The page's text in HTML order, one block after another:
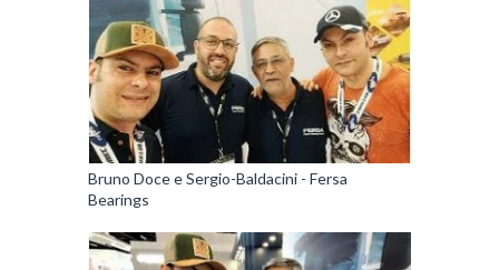
Bruno Doce e Sergio-Baldacini - Fersa
Bearings